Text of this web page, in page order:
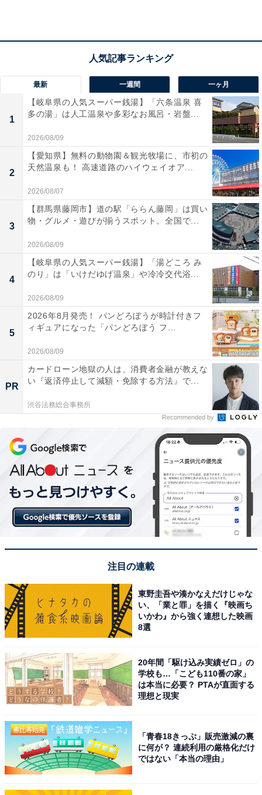
「みはらしの丘 みたまの湯」の口コミは？
「みはらしの丘 みたまの湯」には、以下のような口コミ
が寄せられています。
何と言っても露天風呂からみる甲府盆地の町並みを
見下ろせる景観が素晴らしい！
外気浴用の椅子が結構あるのがとても良い
休憩室もとても広く、ここもまた景色が最高です
アクセス・料金情報
アクセス
アクセス：中央自動車道 甲府南ICより約25分、または増
穂ICより約20分
※料金は全て税込です。
大人 (中学生以上)：850円
小学生：500円
最新 一週間 一ヶ月
1
【岐阜県の人気スーパー銭湯】「六条温泉 喜
多の湯」は人工温泉や多彩なお風呂・岩盤...
2026/08/09
2
【愛知県】無料の動物園＆観光牧場に、市初の
天然温泉も！ 高速道路のハイウェイオア...
2026/08/07
3
【群馬県藤岡市】道の駅「ららん藤岡」は買い
物・グルメ・遊びが揃うスポット。全国で...
2026/08/09
4
【岐阜県の人気スーパー銭湯】「湯どころ み
のり」は「いけだゆげ温泉」や冷冷交代浴...
2026/08/09
5
2026年8月発売！ パンどろぼうが時計付きフ
ィギュアになった「パンどろぼう フ...
2026/08/09
PR
カードローン地獄の人は、消費者金融が教えな
い『返済停止して減額・免除する方法』で...
渋谷法務総合事務所
Recommended by
注目の連載
東野圭吾や湊かなえだけじゃな
い、「業と罪」を描く『映画ち
いかわ』から強く連想した映画
8選
20年間「駆け込み実績ゼロ」の
学校も…「こども110番の家」
は本当に必要？ PTAが直面する
理想と現実
「青春18きっぷ」販売激減の裏
に何が？ 連続利用の厳格化だけ
ではない「本当の理由」